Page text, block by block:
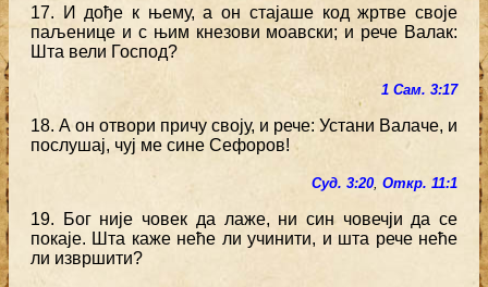
17. И дође к њему, а он стајаше код жртве своје
паљенице и с њим кнезови моавски; и рече Валак:
Шта вели Господ?
1 Сам. 3:17
18. А он отвори причу своју, и рече: Устани Валаче, и
послушај, чуј ме сине Сефоров!
Суд. 3:20, Откр. 11:1
19. Бог није човек да лаже, ни син човечји да се
покаје. Шта каже неће ли учинити, и шта рече неће
ли извршити?